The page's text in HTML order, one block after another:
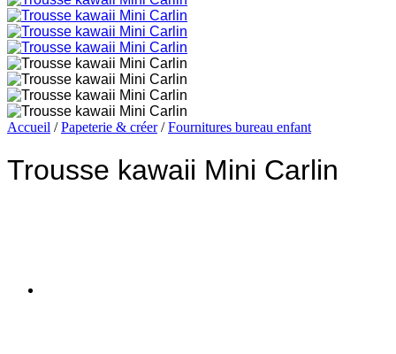
Accueil / Papeterie & créer / Fournitures bureau enfant
Trousse kawaii Mini Carlin